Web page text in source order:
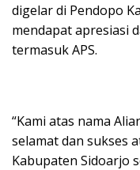
digelar di Pendopo
mendapat apresiasi
termasuk APS.
“Kami atas nama
selamat dan sukses
Kabupaten Sidoarjo